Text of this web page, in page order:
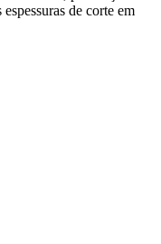
de corte em